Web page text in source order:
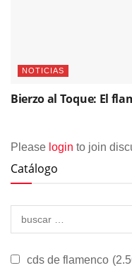
NOTICIAS
Bierzo al Toque: El
Please login to join
Catálogo
cds de flamenco